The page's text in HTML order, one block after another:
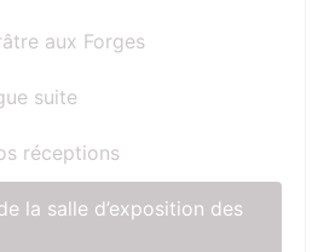
aux Forges
suite
réceptions
la salle d’exposition des